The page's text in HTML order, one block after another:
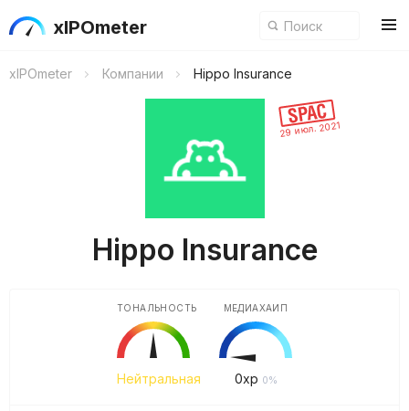
xIPOmeter
xIPOmeter Компании Hippo Insurance
29 июл. 2021
Hippo Insurance
Нейтральная
ТОНАЛЬНОСТЬ
0xp 0%
МЕДИАХАЙП